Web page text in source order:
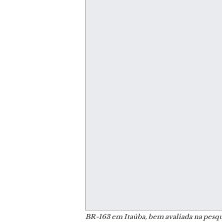
BR-163 em Itaúba, bem avaliada na